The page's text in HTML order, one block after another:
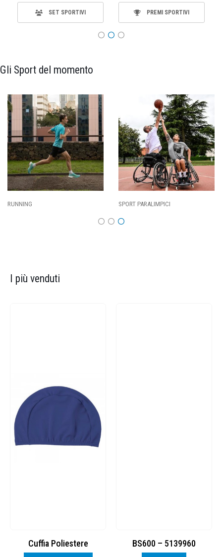
SET SPORTIVI PREMI SPORTIVI
Gli Sport del momento
RUNNING SPORT PARALIMPICI
I più venduti
Cuffia Poliestere BS600 – 5139960